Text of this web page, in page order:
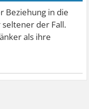
Weg,
Beziehung in die
der Fall.
als ihre